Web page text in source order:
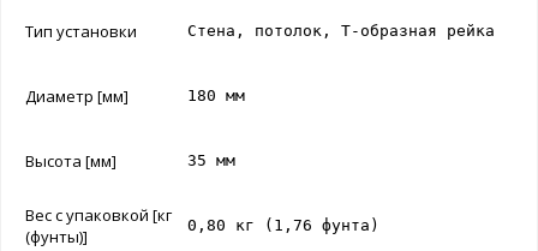
Тип установки Стена, потолок, Т-образная рейка
Диаметр [мм] 180 мм
Высота [мм] 35 мм
Вес с упаковкой [кг
(фунты)]
0,80 кг (1,76 фунта)